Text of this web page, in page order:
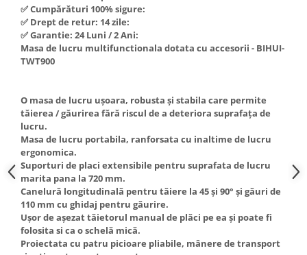
Nivela de masurat
Pistoale de impact electrice si
pneumatice
Prelungitoare
Polizoare electrice de banc si
unghiulare
Rindele si freze pentru lemn
Redresoare auto - roboti de
pornire
Suflante cu aer cald
Scari metalice
Hote Telescopice
Hote Traditionale
Hote Incorporabile
Hote Country
Hote Cupolare
Accesorii, consumabile hote
Masini de tocat carne
Masini de carnati ( CARNATARI )
Masini de spalat vase
Masini de spalat vase incorporabile
Masini de spalat vase
independente
Masini de spalat rufe
✅ Cumpărături 100% sigure:
✅ Drept de retur: 14 zile:
✅ Garantie: 24 Luni / 2 Ani:
Masa de lucru multifunctionala dotata cu accesorii - BIHUI-
TWT900
O masa de lucru ușoara, robusta și stabila care permite
tăierea / găurirea fără riscul de a deteriora suprafața de
lucru.
Masa de lucru portabila, ranforsata cu inaltime de lucru
ergonomica.
Suporturi de placi extensibile pentru suprafata de lucru
marita pana la 720 mm.
Canelură longitudinală pentru tăiere la 45 și 90° și găuri de
110 mm cu ghidaj pentru găurire.
Ușor de așezat tăietorul manual de plăci pe ea și poate fi
folosita si ca o schelă mică.
Proiectata cu patru picioare pliabile, mânere de transport